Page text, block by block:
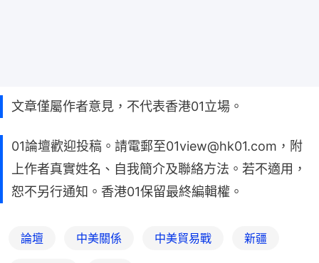
文章僅屬作者意見，不代表香港01立場。
01論壇歡迎投稿。請電郵至01view@hk01.com，附
上作者真實姓名、自我簡介及聯絡方法。若不適用，
恕不另行通知。香港01保留最終編輯權。
論壇 中美關係 中美貿易戰 新疆